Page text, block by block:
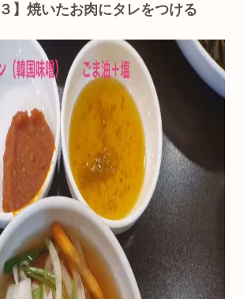
】焼いたお肉にタレをつける